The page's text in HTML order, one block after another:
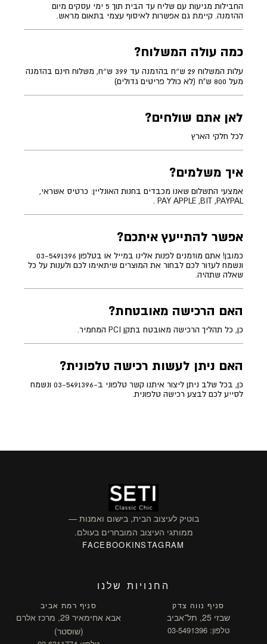
החבילות מגיעות עם שליח עד הבית תוך 5 ימי עסקים מיום
ההזמנה. קיימת גם אפשרות לאיסוף עצמי בתאום מראש.
כמה עולה המשלוח?
עלות המשלוח 29 ש״ח בהזמנה עד 399 ש״ח, משלוח חינם בהזמנה
מעל 800 ש"ח (לא כולל פריטים גדולים)
לאן אתם שולחים?
לכל חלקי הארץ
איך משלמים?
אמצעי התשלום שאנו מכבדים בחנות האונליין: כרטיס אשראי,
PAY APPLE ,BIT ,PAYPAL .
אפשר להתייעץ איתכם?
כמובן! אתם מוזמנים לפנות אלינו במייל או בטלפון 03-5491396
ונשמח לעזור לכם לבחור את המוצרים שיתאימו לכם ולענות על כל
שאלה שתהיה.
האם הרכישה מאובטחת?
כן, כל תהליך הרכישה מאובטח בתקן PCI המחמיר.
האם ניתן לעשות רכישה טלפונית?
כן, בכל שלב ניתן ליצור איתנו קשר טלפוני ב-03-5491396 ונשמח
לסייע לכם לבצע רכישה טלפונית.
בוטיק לעיצוב הבית, בישום ואמנות —
ממותגי העיצוב המובחרים בעולם.
INSTAGRAM
FACEBOOK
החנויות שלנו
סניף נווה צדק
שבזי 25, תל־אביב
טלפון: 03-5491396
סניף רמת אביב
אבא אחימאיר 29, מרכז אלרם
(שוסטר)